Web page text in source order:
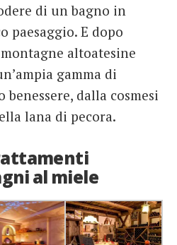
di un bagno in
paesaggio. E dopo
altoatesine
gamma di
dalla cosmesi
lana di pecora.
al miele